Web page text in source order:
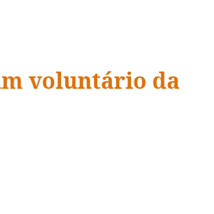
voluntário da